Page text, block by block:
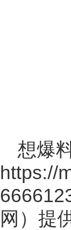
想爆
https://
网 ）提